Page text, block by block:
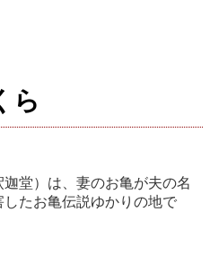
ら
堂）は、妻のお亀が夫の名
たお亀伝説ゆかりの地で